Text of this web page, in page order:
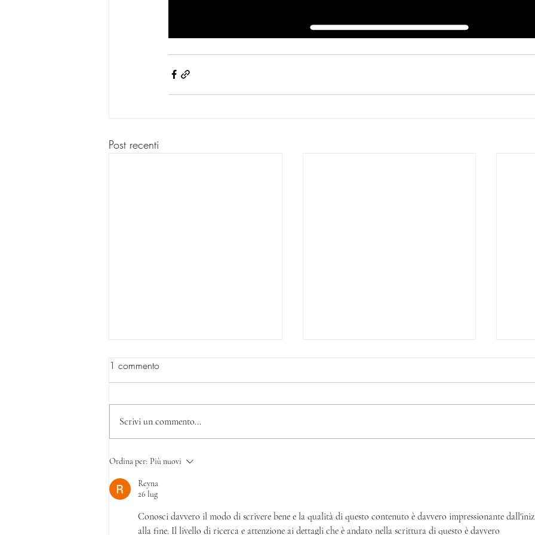
Post recenti
Edizione Straordinaria!
1 commento
Scrivi un commento...
Ordina per: Più nuovi
Reyna
26 lug
Conosci davvero il modo di scrivere bene e la qualità di questo contenuto è davvero impressionante
alla fine. Il livello di ricerca e attenzione ai dettagli che è andato nella scrittura di questo è davvero